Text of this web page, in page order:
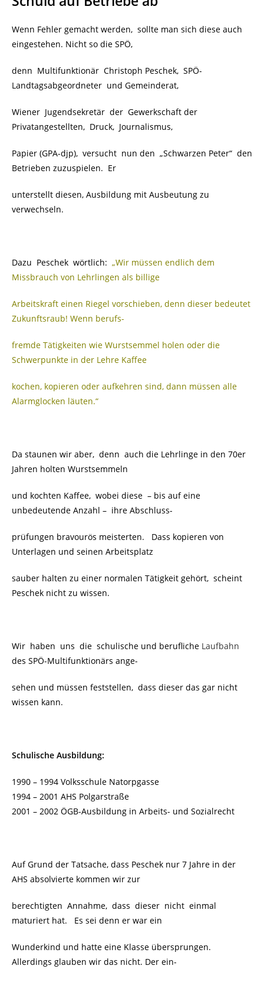
Wenn Fehler gemacht werden, sollte man sich diese auch
eingestehen. Nicht so die SPÖ,
denn Multifunktionär Christoph Peschek, SPÖ-
Landtagsabgeordneter und Gemeinderat,
Wiener Jugendsekretär der Gewerkschaft der
Privatangestellten, Druck, Journalismus,
Papier (GPA-djp), versucht nun den „Schwarzen Peter“ den
Betrieben zuzuspielen. Er
unterstellt diesen, Ausbildung mit Ausbeutung zu
verwechseln.
Dazu Peschek wörtlich: „Wir müssen endlich dem
Missbrauch von Lehrlingen als billige
Arbeitskraft einen Riegel vorschieben, denn dieser bedeutet
Zukunftsraub! Wenn berufs-
fremde Tätigkeiten wie Wurstsemmel holen oder die
Schwerpunkte in der Lehre Kaffee
kochen, kopieren oder aufkehren sind, dann müssen alle
Alarmglocken läuten.“
Da staunen wir aber, denn auch die Lehrlinge in den 70er
Jahren holten Wurstsemmeln
und kochten Kaffee, wobei diese – bis auf eine
unbedeutende Anzahl – ihre Abschluss-
prüfungen bravourös meisterten. Dass kopieren von
Unterlagen und seinen Arbeitsplatz
sauber halten zu einer normalen Tätigkeit gehört, scheint
Peschek nicht zu wissen.
Wir haben uns die schulische und berufliche Laufbahn
des SPÖ-Multifunktionärs ange-
sehen und müssen feststellen, dass dieser das gar nicht
wissen kann.
Schulische Ausbildung:
1990 – 1994 Volksschule Natorpgasse
1994 – 2001 AHS Polgarstraße
2001 – 2002 ÖGB-Ausbildung in Arbeits- und Sozialrecht
Auf Grund der Tatsache, dass Peschek nur 7 Jahre in der
AHS absolvierte kommen wir zur
berechtigten Annahme, dass dieser nicht einmal
maturiert hat. Es sei denn er war ein
Wunderkind und hatte eine Klasse übersprungen.
Allerdings glauben wir das nicht. Der ein-